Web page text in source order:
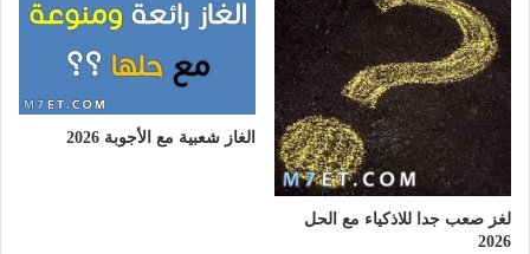
لغز صعب جدا للاذكياء مع الحل
2026
الغاز شعبية مع الأجوبة 2026